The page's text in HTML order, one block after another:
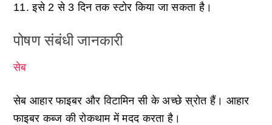
11. इसे 2 से 3 दिन तक स्टोर किया जा सकता है।
पोषण संबंधी जानकारी
सेब
सेब आहार फाइबर और विटामिन सी के अच्छे स्रोत हैं। आहार
फाइबर कब्ज की रोकथाम में मदद करता है।